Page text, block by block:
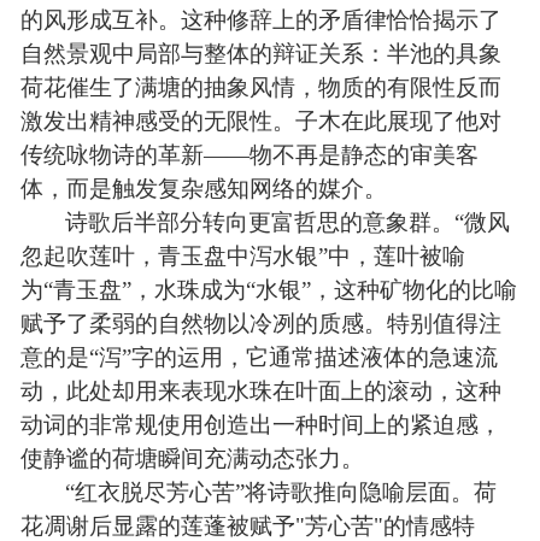
的风形成互补。这种修辞上的矛盾律恰恰揭示了
自然景观中局部与整体的辩证关系：半池的具象
荷花催生了满塘的抽象风情，物质的有限性反而
激发出精神感受的无限性。子木在此展现了他对
传统咏物诗的革新——物不再是静态的审美客
体，而是触发复杂感知网络的媒介。
诗歌后半部分转向更富哲思的意象群。“微风
忽起吹莲叶，青玉盘中泻水银”中，莲叶被喻
为“青玉盘”，水珠成为“水银”，这种矿物化的比喻
赋予了柔弱的自然物以冷冽的质感。特别值得注
意的是“泻”字的运用，它通常描述液体的急速流
动，此处却用来表现水珠在叶面上的滚动，这种
动词的非常规使用创造出一种时间上的紧迫感，
使静谧的荷塘瞬间充满动态张力。
“红衣脱尽芳心苦”将诗歌推向隐喻层面。荷
花凋谢后显露的莲蓬被赋予"芳心苦"的情感特